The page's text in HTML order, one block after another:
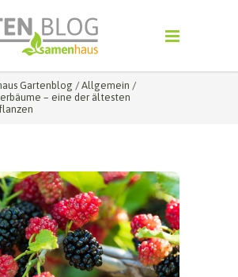
Gartenblog / Allgemein /
– eine der ältesten